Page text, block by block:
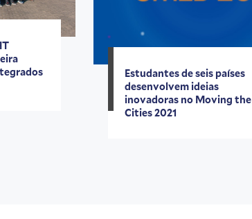
Estudantes de seis países
desenvolvem ideias
inovadoras no Moving the
Cities 2021